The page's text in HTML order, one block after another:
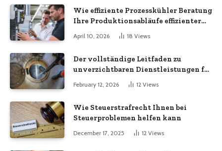
Wie effiziente Prozesskühler Beratung
Ihre Produktionsabläufe effizienter
April 10, 2026 18 Views
Der vollständige Leitfaden zu
unverzichtbaren Dienstleistungen für
eine sichere und effiziente
Gewerbeimmobilie
February 12, 2026 12 Views
Wie Steuerstrafrecht Ihnen bei
Steuerproblemen helfen kann
December 17, 2025 12 Views